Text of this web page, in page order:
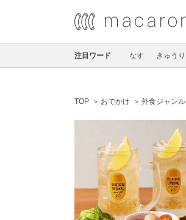
注目ワード なす きゅうり
TOP おでかけ 外食ジャンル